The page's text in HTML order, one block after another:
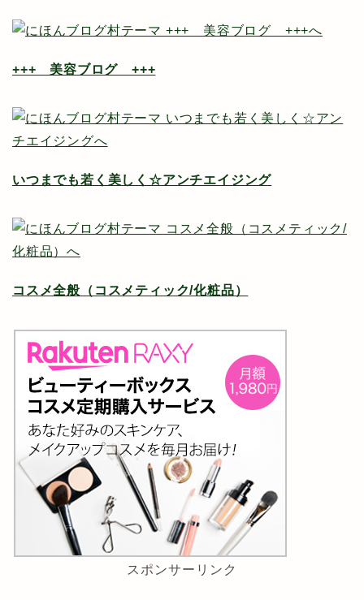
+++ 美容ブログ +++
いつまでも若く美しく☆アンチエイジング
コスメ全般（コスメティック/化粧品）
スポンサーリンク